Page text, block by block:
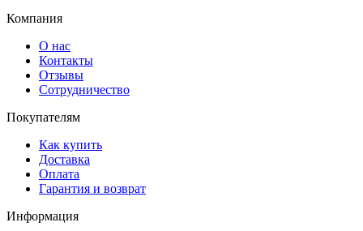
Компания
О нас
Контакты
Отзывы
Сотрудничество
Покупателям
Как купить
Доставка
Оплата
Гарантия и возврат
Информация